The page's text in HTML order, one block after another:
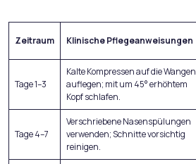
Zeitraum Klinische Pflegeanweisungen
Tage 1–3
Kalte Kompressen auf die Wangen
auflegen; mit um 45° erhöhtem
Kopf schlafen.
Tage 4–7
Verschriebene Nasenspülungen
verwenden; Schnitte vorsichtig
reinigen.